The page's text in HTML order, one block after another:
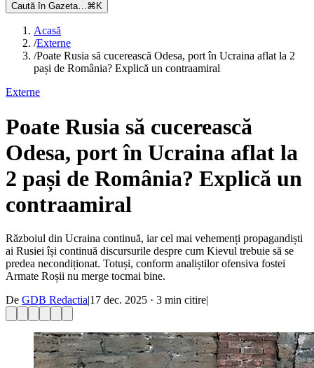
Caută în Gazeta…⌘K
Acasă
/Externe
/Poate Rusia să cucerească Odesa, port în Ucraina aflat la 2
pași de România? Explică un contraamiral
Externe
Poate Rusia să cucerească
Odesa, port în Ucraina aflat la
2 pași de România? Explică un
contraamiral
Războiul din Ucraina continuă, iar cel mai vehemenți propagandiști
ai Rusiei își continuă discursurile despre cum Kievul trebuie să se
predea necondiționat. Totuși, conform analiștilor ofensiva fostei
Armate Roșii nu merge tocmai bine.
De GDB Redactia|17 dec. 2025 · 3 min citire|